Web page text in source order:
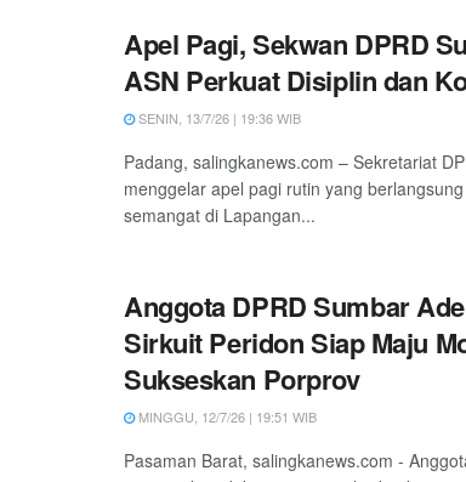
Apel Pagi, Sekwan DPRD
ASN Perkuat Disiplin dan
SENIN, 13/7/26 | 19:36 WIB
Padang, salingkanews.com – Sekretariat
menggelar apel pagi rutin yang
semangat di Lapangan...
Anggota DPRD Sumbar
Sirkuit Peridon Siap Maju
Sukseskan Porprov
MINGGU, 12/7/26 | 19:51 WIB
Pasaman Barat, salingkanews.com -